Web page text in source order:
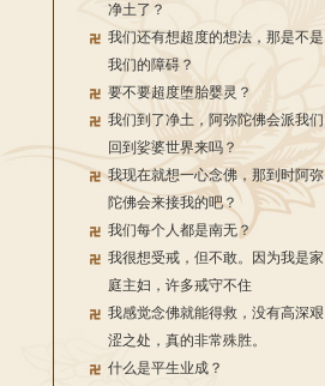
净土了？
我们还有想超度的想法，那是不是
我们的障碍？
要不要超度堕胎婴灵？
我们到了净土，阿弥陀佛会派我们
回到娑婆世界来吗？
我现在就想一心念佛，那到时阿弥
陀佛会来接我的吧？
我们每个人都是南无？
我很想受戒，但不敢。因为我是家
庭主妇，许多戒守不住
我感觉念佛就能得救，没有高深艰
涩之处，真的非常殊胜。
什么是平生业成？